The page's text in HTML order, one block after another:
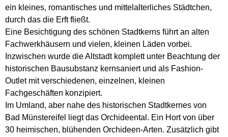
ein kleines, romantisches und mittelalterliches Städtchen,
durch das die Erft fließt.
Eine Besichtigung des schönen Stadtkerns führt an alten
Fachwerkhäusern und vielen, kleinen Läden vorbei.
Inzwischen wurde die Altstadt komplett unter Beachtung der
historischen Bausubstanz kernsaniert und als Fashion-
Outlet mit verschiedenen, einzelnen, kleinen
Fachgeschäften konzipiert.
Im Umland, aber nahe des historischen Stadtkernes von
Bad Münstereifel liegt das Orchideental. Ein Hort von über
30 heimischen, blühenden Orchideen-Arten. Zusätzlich gibt